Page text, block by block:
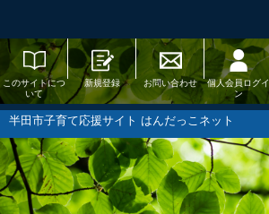
このサイトにつ
いて
新規登録 お問い合わせ
個人会員ログイ
ン
半田市子育て応援サイト はんだっこネット